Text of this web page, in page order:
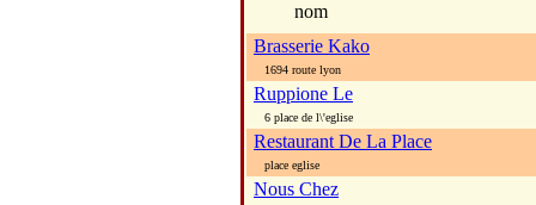
nom
Brasserie Kako
1694 route lyon
Ruppione Le
6 place de l\'eglise
Restaurant De La Place
place eglise
Nous Chez